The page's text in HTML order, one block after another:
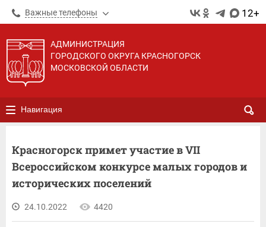
Важные телефоны 12+
АДМИНИСТРАЦИЯ
ГОРОДСКОГО ОКРУГА КРАСНОГОРСК
МОСКОВСКОЙ ОБЛАСТИ
Навигация
Красногорск примет участие в VII
Всероссийском конкурсе малых городов и
исторических поселений
24.10.2022 4420